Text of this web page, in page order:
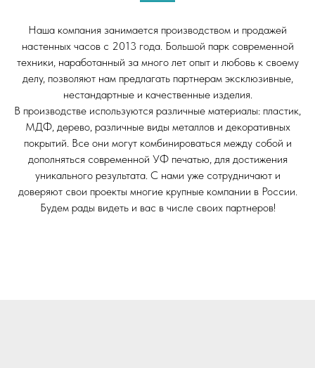
Наша компания занимается производством и продажей
настенных часов с 2013 года. Большой парк современной
техники, наработанный за много лет опыт и любовь к своему
делу, позволяют нам предлагать партнерам эксклюзивные,
нестандартные и качественные изделия.
В производстве используются различные материалы: пластик,
МДФ, дерево, различные виды металлов и декоративных
покрытий. Все они могут комбинироваться между собой и
дополняться современной УФ печатью, для достижения
уникального результата. С нами уже сотрудничают и
доверяют свои проекты многие крупные компании в России.
Будем рады видеть и вас в числе своих партнеров!